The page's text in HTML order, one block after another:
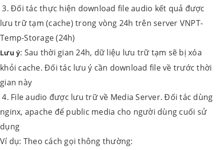
3. Đối tác thực hiện download file audio kết quả được
lưu trữ tạm (cache) trong vòng 24h trên server VNPT-
Temp-Storage (24h)
Lưu ý: Sau thời gian 24h, dữ liệu lưu trữ tạm sẽ bị xóa
khỏi cache. Đối tác lưu ý cần download file về trước thời
gian này
4. File audio được lưu trữ về Media Server. Đối tác dùng
nginx, apache để public media cho người dùng cuối sử
dụng
Ví dụ: Theo cách gọi thông thường: